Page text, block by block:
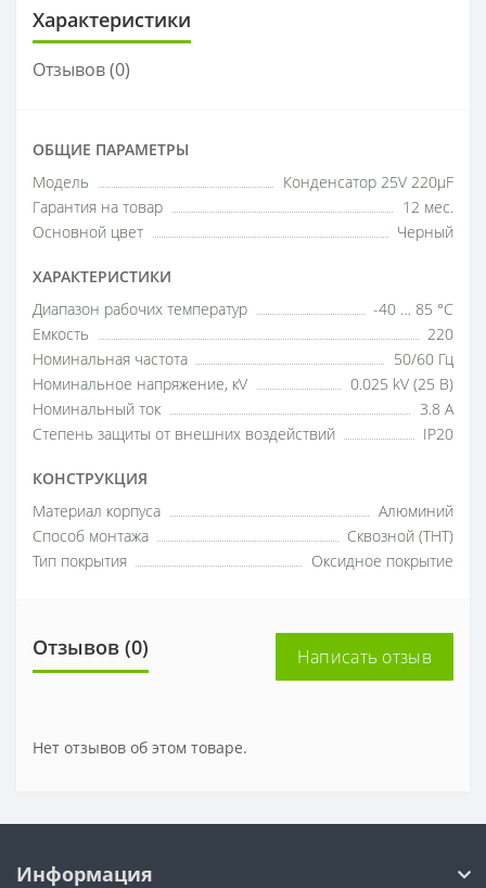
Характеристики
Отзывов (0)
ОБЩИЕ ПАРАМЕТРЫ
Модель
Конденсатор 25V 220µF
Гарантия на товар
12 мес.
Основной цвет
Черный
ХАРАКТЕРИСТИКИ
Диапазон рабочих температур
-40 … 85 °C
Емкость
220
Номинальная частота
50/60 Гц
Номинальное напряжение, кV
0.025 kV (25 В)
Номинальный ток
3.8 A
Степень защиты от внешних воздействий
IP20
КОНСТРУКЦИЯ
Материал корпуса
Алюминий
Способ монтажа
Сквозной (THT)
Тип покрытия
Оксидное покрытие
Отзывов (0) Написать отзыв
Нет отзывов об этом товаре.
Информация